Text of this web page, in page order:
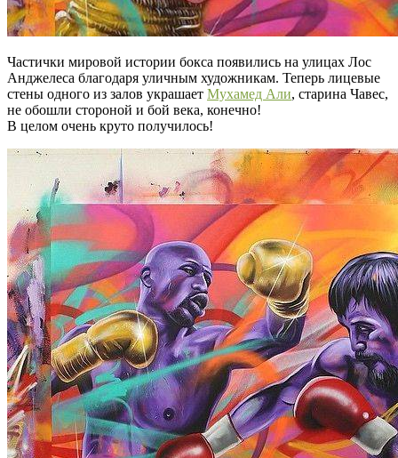
Частички мировой истории бокса появились на улицах Лос
Анджелеса благодаря уличным художникам. Теперь лицевые
стены одного из залов украшает Мухамед Али, старина Чавес,
не обошли стороной и бой века, конечно!
В целом очень круто получилось!